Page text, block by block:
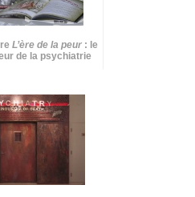
L’ère de la peur: le
de la psychiatrie